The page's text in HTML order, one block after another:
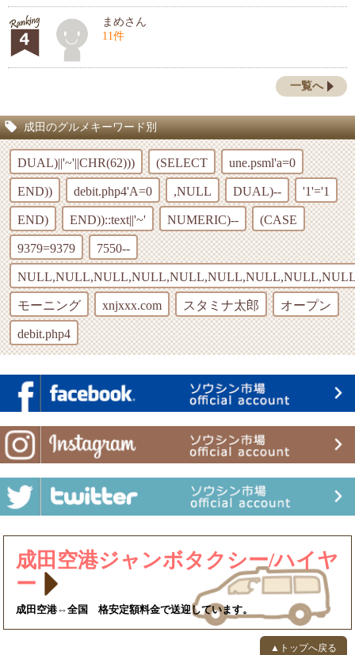
まめさん
11件
一覧へ
成田のグルメキーワード別
DUAL)||'~'||CHR(62))) (SELECT une.psml'a=0
END)) debit.php4'A=0 ,NULL DUAL)-- '1'='1
END) END))::text||'~' NUMERIC)-- (CASE
9379=9379 7550--
モーニング xnjxxx.com スタミナ太郎 オープン
debit.php4
成田空港ジャンボタクシー/ハイヤ
ー
成田空港⇔全国 格安定額料金で送迎しています。
▲トップへ戻る